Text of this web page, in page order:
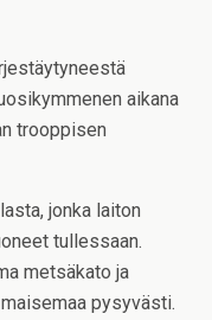
aikana
trooppisen
jonka laiton
tullessaan.
metsäkato ja
pysyvästi.